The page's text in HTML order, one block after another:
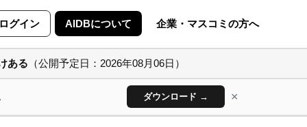
ログイン AIDBについて 企業・マスコミの方へ
ある （公開予定日：2026年08月06日）
ダウンロード → ×